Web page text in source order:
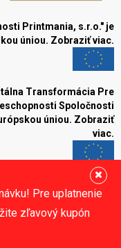
Pre uplatnenie
zľavový kupón
Printmania, s.r.o." je
úniou. Zobraziť viac.
Transformácia Pre
Spoločnosti
úniou. Zobraziť
viac.
eshopu